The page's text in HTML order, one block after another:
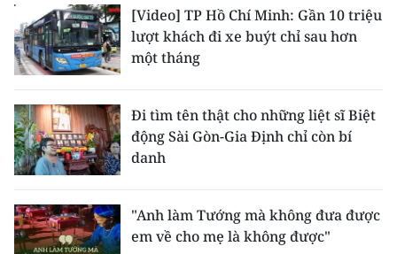
[Video] TP Hồ Chí Minh: Gần 10 triệu
lượt khách đi xe buýt chỉ sau hơn
một tháng
Đi tìm tên thật cho những liệt sĩ Biệt
động Sài Gòn-Gia Định chỉ còn bí
danh
"Anh làm Tướng mà không đưa được
em về cho mẹ là không được"